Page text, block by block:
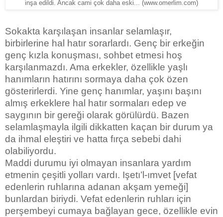
inşa edildi. Ancak cami çok daha eski... (www.omerlim.com)
Sokakta karşılaşan insanlar selamlaşır,
birbirlerine hal hatır sorarlardı. Genç bir erkeğin
genç kızla konuşması, sohbet etmesi hoş
karşılanmazdı. Ama erkekler, özellikle yaşlı
hanımların hatırını sormaya daha çok özen
gösterirlerdi. Yine genç hanımlar, yaşını başını
almış erkeklere hal hatır sormaları edep ve
saygının bir gereği olarak görülürdü. Bazen
selamlaşmayla ilgili dikkatten kaçan bir durum ya
da ihmal eleştiri ve hatta fırça sebebi dahi
olabiliyordu.
Maddi durumu iyi olmayan insanlara yardım
etmenin çeşitli yolları vardı. Işetı’l-ımvet [vefat
edenlerin ruhlarına adanan akşam yemeği]
bunlardan biriydi. Vefat edenlerin ruhları için
perşembeyi cumaya bağlayan gece, özellikle evin